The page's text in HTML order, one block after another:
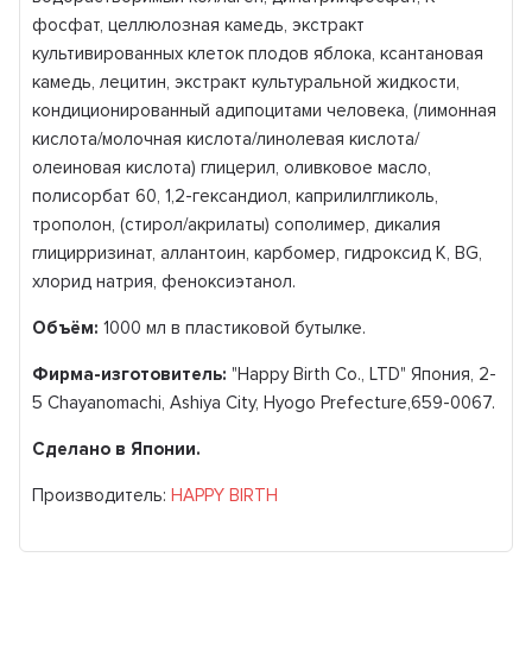
фосфат, целлюлозная камедь, экстракт
культивированных клеток плодов яблока, ксантановая
камедь, лецитин, экстракт культуральной жидкости,
кондиционированный адипоцитами человека, (лимонная
кислота/молочная кислота/линолевая кислота/
олеиновая кислота) глицерил, оливковое масло,
полисорбат 60, 1,2-гександиол, каприлилгликоль,
трополон, (стирол/акрилаты) сополимер, дикалия
глицирризинат, аллантоин, карбомер, гидроксид К, BG,
хлорид натрия, феноксиэтанол.
Объём: 1000 мл в пластиковой бутылке.
Фирма-изготовитель: "Happy Birth Co., LTD" Япония, 2-
5 Chayanomachi, Ashiya City, Hyogo Prefecture,659-0067.
Сделано в Японии.
Производитель: HAPPY BIRTH